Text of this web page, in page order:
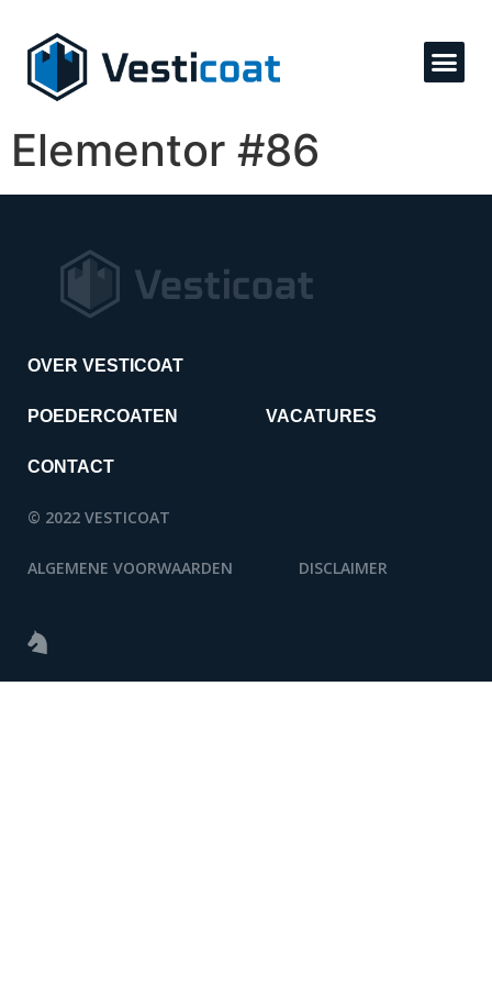
Elementor #86
OVER VESTICOAT
POEDERCOATEN VACATURES
CONTACT
© 2022 VESTICOAT
ALGEMENE VOORWAARDEN DISCLAIMER